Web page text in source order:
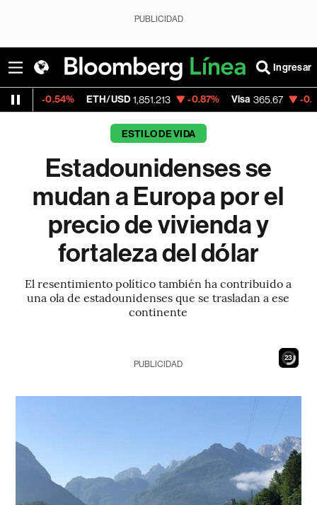
PUBLICIDAD
Ingresar
ETH/USD 1,851.213 -0.87% Visa 365.67 -0.13%
ESTILO DE VIDA
Estadounidenses se
mudan a Europa por el
precio de vivienda y
fortaleza del dólar
El resentimiento político también ha contribuido a
una ola de estadounidenses que se trasladan a ese
continente
21
PUBLICIDAD